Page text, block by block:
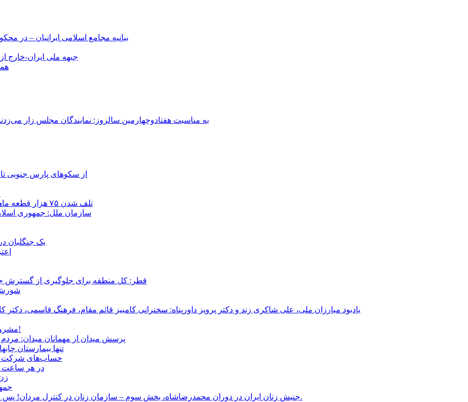
بیانیه مجامع اسلامی ایرانیان –
جبهه ملی ایران-خارج
به مناسبت هفتادوچهارمین سالروز: نمایندگان مجلس زار می‌زدند/ تهران در آتش؛ ۳۰ تیر ۱۳۳۱
از سکوهای پارس جنوبی
تلف شدن ۷۵ هزار قطعه ماهی در رودخانه مسقان شیراز بر اثر ورود شورابه فوق‌اشباع
سازمان ملل: جمهوری
یک جنگلبان
قطر: کل منطقه برای جلوگیری از گسترش
شورش
یادبود مبارزان ملی، علی شاکری زند و دکتر پرویز داورپناه: سخنرانی کامبیز قائم مقام، فرهنگ قاسمی،
مشروطۀ ایرانی 120 ساله شد/ فراز و نشیب آری، شکست اما نه!
پرسش میدان از مهمانان میدان: مردم کیست؟ و آیا
تنها بیمارستان
حساب‌های شرکت ملی نفت به‌دلیل
در هر ساعت
جمهوری
جنبش زنان ایران در دوران محمدرضاشاه، بخش سوم – سازمان زنان در کنترل مردان! پس از کودتای ۱۳۳۲ دولت کنترل سازمان زنان را بدست گرفت.